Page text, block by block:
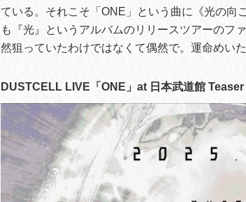
ている。それこそ「ONE」という曲に《光の向
も『光』というアルバムのリリースツアーのフ
然狙っていたわけではなくて偶然で。運命めい
DUSTCELL LIVE「ONE」at 日本武道館 Teaser